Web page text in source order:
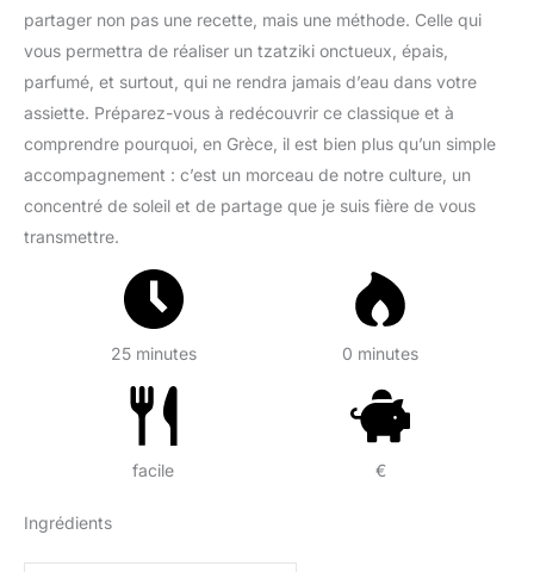
partager non pas une recette, mais une méthode. Celle qui
vous permettra de réaliser un tzatziki onctueux, épais,
parfumé, et surtout, qui ne rendra jamais d’eau dans votre
assiette. Préparez-vous à redécouvrir ce classique et à
comprendre pourquoi, en Grèce, il est bien plus qu’un simple
accompagnement : c’est un morceau de notre culture, un
concentré de soleil et de partage que je suis fière de vous
transmettre.
25 minutes 0 minutes
facile €
Ingrédients